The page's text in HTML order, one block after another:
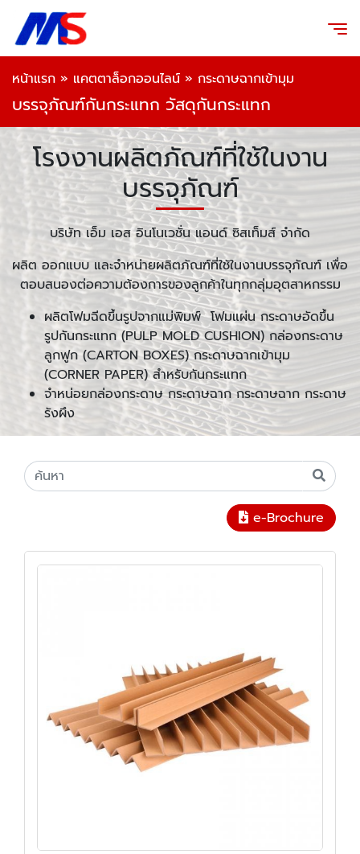
หน้าแรก » แคตตาล็อกออนไลน์ » กระดาษฉากเข้ามุม
บรรจุภัณฑ์กันกระแทก วัสดุกันกระแทก
โรงงานผลิตภัณฑ์ที่ใช้ในงาน
บรรจุภัณฑ์
บริษัท เอ็ม เอส อินโนเวชั่น แอนด์ ซิสเท็มส์ จำกัด
ผลิต ออกแบบ และจำหน่ายผลิตภัณฑ์ที่ใช้ในงานบรรจุภัณฑ์ เพื่อ
ตอบสนองต่อความต้องการของลูกค้าในทุกกลุ่มอุตสาหกรรม
ผลิตโฟมฉีดขึ้นรูปจากแม่พิมพ์ โฟมแผ่น กระดาษอัดขึ้น
รูปกันกระแทก (PULP MOLD CUSHION) กล่องกระดาษ
ลูกฟูก (CARTON BOXES) กระดาษฉากเข้ามุม
(CORNER PAPER) สำหรับกันกระแทก
จำหน่อยกล่องกระดาษ กระดาษฉาก กระดาษฉาก กระดาษ
รังผึง
e-Brochure